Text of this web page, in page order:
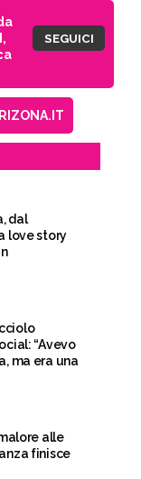
SEGUICI
dal
love story
“Avevo
ma era una
alle
finisce